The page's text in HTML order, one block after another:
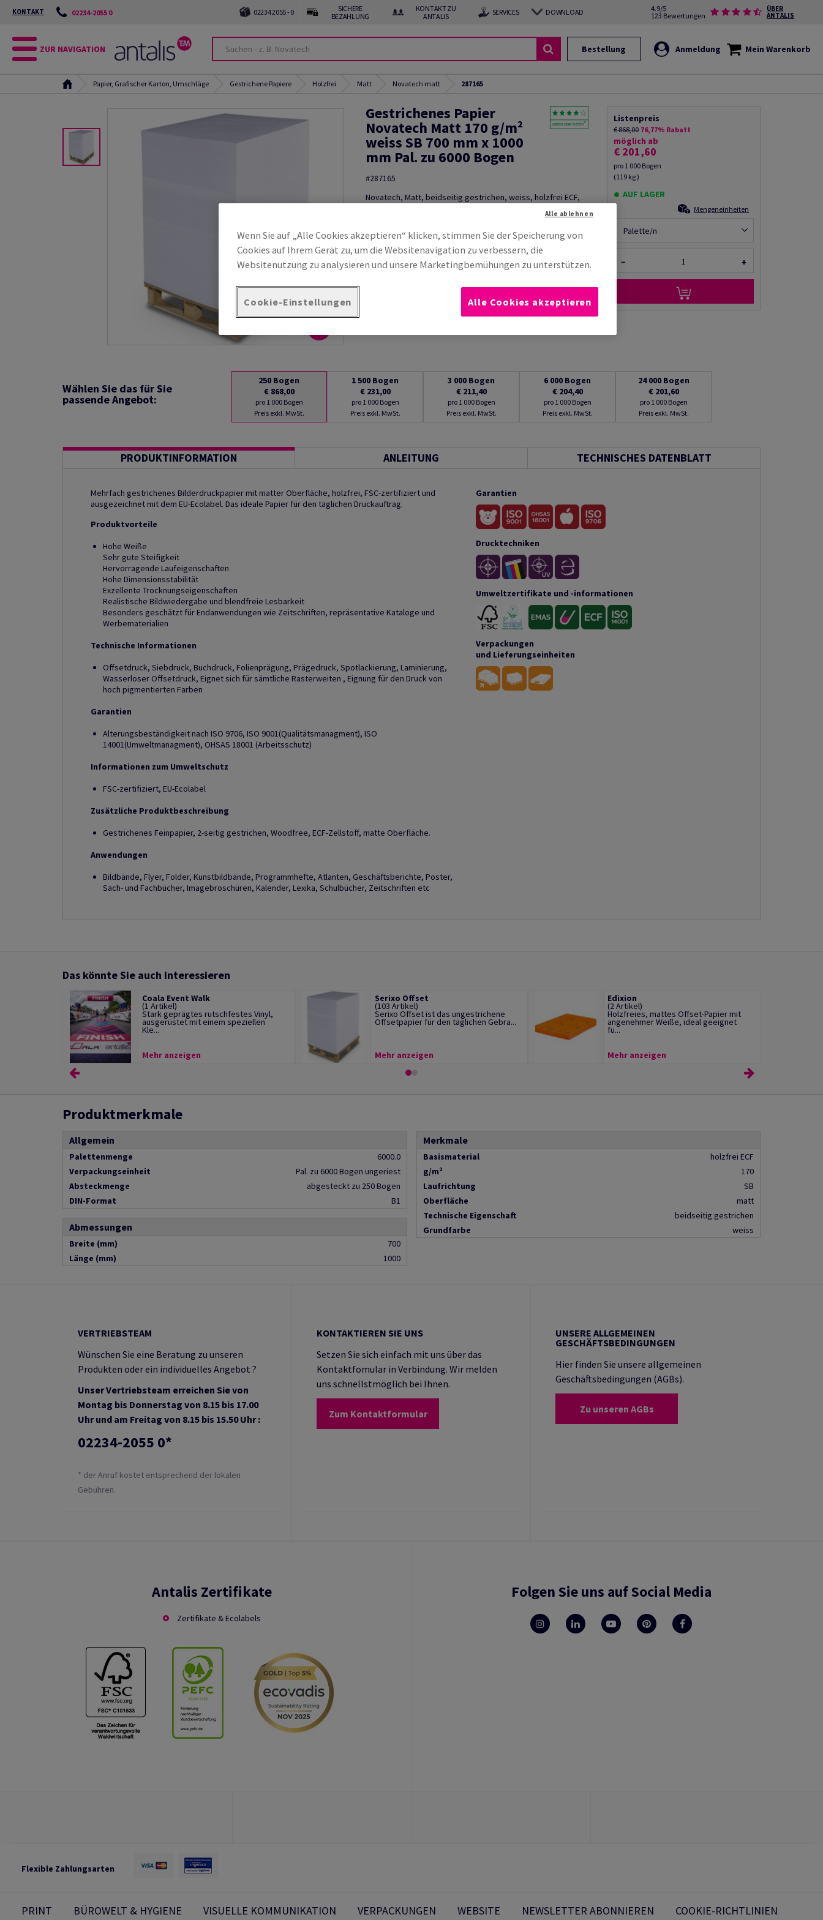
KONTAKT 02234-2055 0 02234 2055 - 0
SICHERE
BEZAHLUNG
KONTAKT ZU
ANTALIS
SERVICES DOWNLOAD
4.9/5
123 Bewertungen
ÜBER
ANTALIS
ZUR NAVIGATION Bestellung Anmeldung Mein Warenkorb
Papier, Grafischer Karton, Umschläge Gestrichene Papiere Holzfrei Matt Novatech matt 287165
Gestrichenes Papier
Novatech Matt 170 g/m²
weiss SB 700 mm x 1000
mm Pal. zu 6000 Bogen
#287165
Novatech, Matt, beidseitig gestrichen, weiss, holzfrei ECF,
ungeriest, abgesteckt zu 250 Bogen, FSC Mix Credit
Muster bestellen
Produktinformation Produkt weiterempfehlen
Listenpreis
€ 868,00 76,77% Rabatt
möglich ab
€ 201,60
pro 1 000 Bogen
(119 kg )
AUF LAGER
Mengeneinheiten
Palette/n
− +
Wählen Sie das für Sie
passende Angebot:
250 Bogen
€ 868,00
pro 1 000 Bogen
Preis exkl. MwSt.
1 500 Bogen
€ 231,00
pro 1 000 Bogen
Preis exkl. MwSt.
3 000 Bogen
€ 211,40
pro 1 000 Bogen
Preis exkl. MwSt.
6 000 Bogen
€ 204,40
pro 1 000 Bogen
Preis exkl. MwSt.
24 000 Bogen
€ 201,60
pro 1 000 Bogen
Preis exkl. MwSt.
PRODUKTINFORMATION ANLEITUNG TECHNISCHES DATENBLATT
Mehrfach gestrichenes Bilderdruckpapier mit matter Oberfläche, holzfrei, FSC-zertifiziert und
ausgezeichnet mit dem EU-Ecolabel. Das ideale Papier für den täglichen Druckauftrag.
Produktvorteile
Hohe Weiße
Sehr gute Steifigkeit
Hervorragende Laufeigenschaften
Hohe Dimensionsstabilität
Exzellente Trocknungseigenschaften
Realistische Bildwiedergabe und blendfreie Lesbarkeit
Besonders geschätzt für Endanwendungen wie Zeitschriften, repräsentative Kataloge und
Werbematerialien
Technische Informationen
Offsetdruck, Siebdruck, Buchdruck, Folienprägung, Prägedruck, Spotlackierung, Laminierung,
Wasserloser Offsetdruck, Eignet sich für sämtliche Rasterweiten , Eignung für den Druck von
hoch pigmentierten Farben
Garantien
Alterungsbeständigkeit nach ISO 9706, ISO 9001(Qualitätsmanagment), ISO
14001(Umweltmanagment), OHSAS 18001 (Arbeitsschutz)
Informationen zum Umweltschutz
FSC-zertifiziert, EU-Ecolabel
Zusätzliche Produktbeschreibung
Gestrichenes Feinpapier, 2-seitig gestrichen, Woodfree, ECF-Zellstoff, matte Oberfläche.
Anwendungen
Bildbände, Flyer, Folder, Kunstbildbände, Programmhefte, Atlanten, Geschäftsberichte, Poster,
Sach- und Fachbücher, Imagebroschüren, Kalender, Lexika, Schulbücher, Zeitschriften etc
Garantien
Drucktechniken
Umweltzertifikate und -informationen
Verpackungen
und Lieferungseinheiten
Das könnte Sie auch interessieren
Coala Event Walk
(1 Artikel)
Stark geprägtes rutschfestes Vinyl,
ausgerüstet mit einem speziellen
Kle...
Mehr anzeigen
Serixo Offset
(103 Artikel)
Serixo Offset ist das ungestrichene
Offsetpapier für den täglichen Gebra...
Mehr anzeigen
Edixion
(2 Artikel)
Holzfreies, mattes Offset-Papier mit
angenehmer Weiße, ideal geeignet
fü...
Mehr anzeigen
Produktmerkmale
Allgemein
Palettenmenge
6000.0
Verpackungseinheit
Pal. zu 6000 Bogen ungeriest
Absteckmenge
abgesteckt zu 250 Bogen
DIN-Format
B1
Abmessungen
Breite (mm)
700
Länge (mm)
1000
Merkmale
Basismaterial
holzfrei ECF
g/m²
170
Laufrichtung
SB
Oberfläche
matt
Technische Eigenschaft
beidseitig gestrichen
Grundfarbe
weiss
VERTRIEBSTEAM
Wünschen Sie eine Beratung zu unseren
Produkten oder ein individuelles Angebot ?
Unser Vertriebsteam erreichen Sie von
Montag bis Donnerstag von 8.15 bis 17.00
Uhr und am Freitag von 8.15 bis 15.50 Uhr :
02234-2055 0*
* der Anruf kostet entsprechend der lokalen
Gebühren.
KONTAKTIEREN SIE UNS
Setzen Sie sich einfach mit uns über das
Kontaktfomular in Verbindung. Wir melden
uns schnellstmöglich bei Ihnen.
Zum Kontaktformular
UNSERE ALLGEMEINEN
GESCHÄFTSBEDINGUNGEN
Hier finden Sie unsere allgemeinen
Geschäftsbedingungen (AGBs).
Zu unseren AGBs
Antalis Zertifikate
Zertifikate & Ecolabels
Folgen Sie uns auf Social Media
Flexible Zahlungsarten
PRINT BÜROWELT & HYGIENE VISUELLE KOMMUNIKATION VERPACKUNGEN WEBSITE NEWSLETTER ABONNIEREN COOKIE-RICHTLINIEN
Wenn Sie auf „Alle Cookies akzeptieren“ klicken, stimmen Sie der Speicherung von
Cookies auf Ihrem Gerät zu, um die Websitenavigation zu verbessern, die
Websitenutzung zu analysieren und unsere Marketingbemühungen zu unterstützen.
Cookie-Einstellungen
Alle ablehnen
Alle Cookies akzeptieren